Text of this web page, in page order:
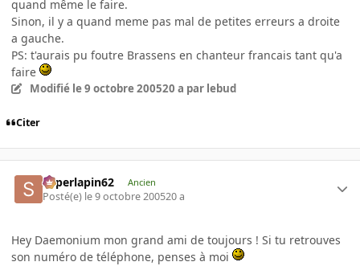
quand même le faire.
Sinon, il y a quand meme pas mal de petites erreurs a droite
a gauche.
PS: t'aurais pu foutre Brassens en chanteur francais tant qu'a
faire
Modifié le 9 octobre 200520 a par lebud
Citer
superlapin62 Ancien
Posté(e) le 9 octobre 200520 a
Hey Daemonium mon grand ami de toujours ! Si tu retrouves
son numéro de téléphone, penses à moi